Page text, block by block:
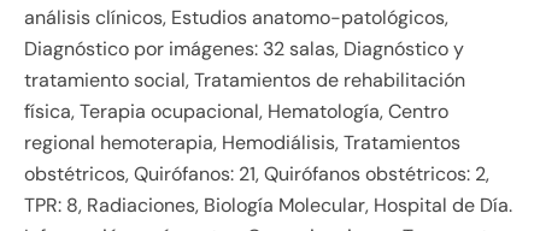
análisis clínicos, Estudios anatomo-patológicos,
Diagnóstico por imágenes: 32 salas, Diagnóstico y
tratamiento social, Tratamientos de rehabilitación
física, Terapia ocupacional, Hematología, Centro
regional hemoterapia, Hemodiálisis, Tratamientos
obstétricos, Quirófanos: 21, Quirófanos obstétricos: 2,
TPR: 8, Radiaciones, Biología Molecular, Hospital de Día.